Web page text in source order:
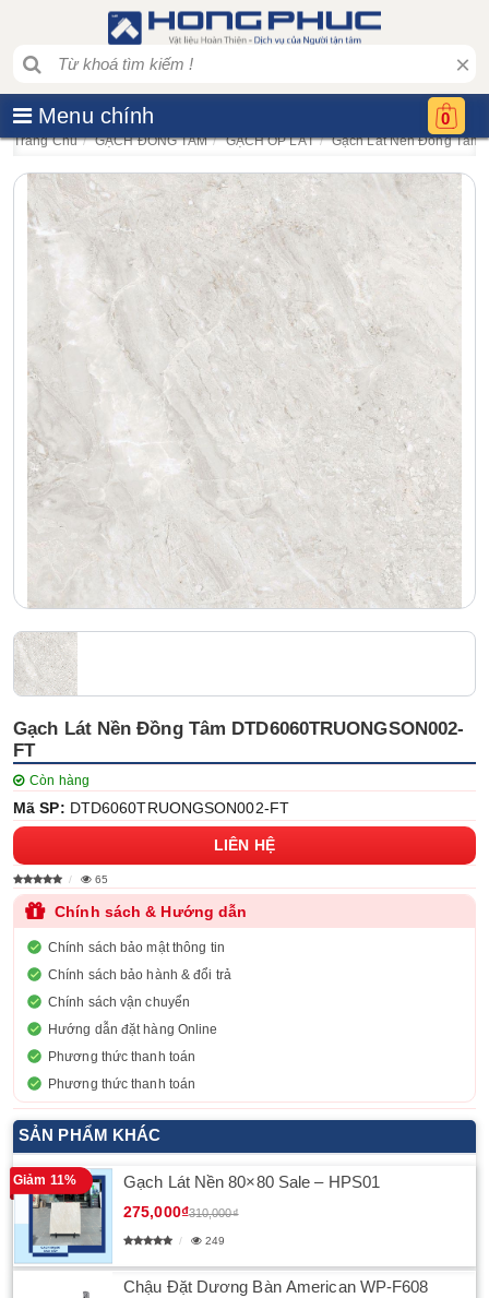
×
Menu chính 0
Trang Chủ GẠCH ĐỒNG TÂM GẠCH ỐP LÁT Gạch Lát Nền Đồng Tâm
Gạch Lát Nền Đồng Tâm DTD6060TRUONGSON002-
FT
Còn hàng
Mã SP: DTD6060TRUONGSON002-FT
LIÊN HỆ
65
Chính sách & Hướng dẫn
Chính sách bảo mật thông tin
Chính sách bảo hành & đổi trả
Chính sách vận chuyển
Hướng dẫn đặt hàng Online
Phương thức thanh toán
Phương thức thanh toán
SẢN PHẨM KHÁC
Gạch Lát Nền 80×80 Sale – HPS01
275,000₫310,000₫
Giảm 11%
249
Chậu Đặt Dương Bàn American WP-F608